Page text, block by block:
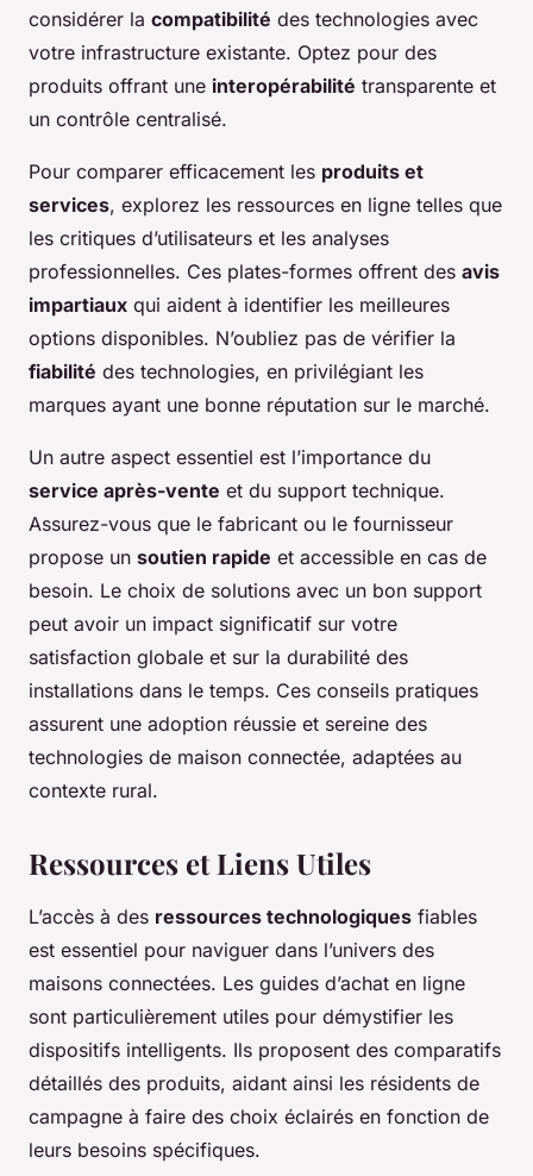
considérer la compatibilité des technologies avec
votre infrastructure existante. Optez pour des
produits offrant une interopérabilité transparente et
un contrôle centralisé.
Pour comparer efficacement les produits et
services, explorez les ressources en ligne telles que
les critiques d’utilisateurs et les analyses
professionnelles. Ces plates-formes offrent des avis
impartiaux qui aident à identifier les meilleures
options disponibles. N’oubliez pas de vérifier la
fiabilité des technologies, en privilégiant les
marques ayant une bonne réputation sur le marché.
Un autre aspect essentiel est l’importance du
service après-vente et du support technique.
Assurez-vous que le fabricant ou le fournisseur
propose un soutien rapide et accessible en cas de
besoin. Le choix de solutions avec un bon support
peut avoir un impact significatif sur votre
satisfaction globale et sur la durabilité des
installations dans le temps. Ces conseils pratiques
assurent une adoption réussie et sereine des
technologies de maison connectée, adaptées au
contexte rural.
Ressources et Liens Utiles
L’accès à des ressources technologiques fiables
est essentiel pour naviguer dans l’univers des
maisons connectées. Les guides d’achat en ligne
sont particulièrement utiles pour démystifier les
dispositifs intelligents. Ils proposent des comparatifs
détaillés des produits, aidant ainsi les résidents de
campagne à faire des choix éclairés en fonction de
leurs besoins spécifiques.